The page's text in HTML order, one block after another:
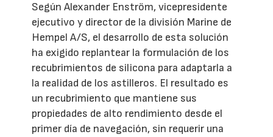
Según Alexander Enström, vicepresidente
ejecutivo y director de la división Marine de
Hempel A/S, el desarrollo de esta solución
ha exigido replantear la formulación de los
recubrimientos de silicona para adaptarla a
la realidad de los astilleros. El resultado es
un recubrimiento que mantiene sus
propiedades de alto rendimiento desde el
primer día de navegación, sin requerir una